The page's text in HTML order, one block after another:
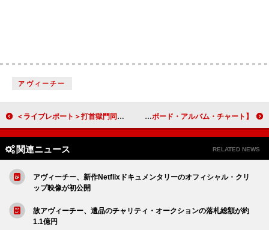
アヴィーチー
＜ライブレポート＞打首獄門同好会、結成20周年ツアー【20!+39!=59! TOUR】完遂「何歳から始めても遅くない」 【米ビルボード・アルバム・チャート】Stray Kids『HOP』初登場1位、マライア・キャリー『メリー・クリスマス』TOP10入り
関連ニュース RELATED NEWS
アヴィーチー、新作Netflixドキュメンタリーのオフィシャル・クリ
ップ映像が初公開
故アヴィーチー、遺品のチャリティ・オークションの落札総額が約
1.1億円